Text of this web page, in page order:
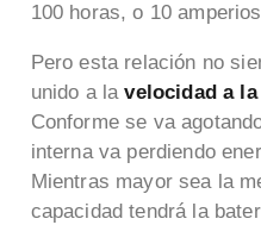
100 horas, o 10
Pero esta relación no
unido a lavelocidad a
Conforme se va
interna va perdiendo
Mientras mayor sea la
capacidad tendrá la